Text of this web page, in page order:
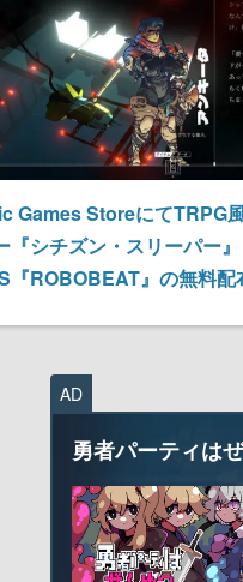
Games StoreにてTRPG
『シチズン・スリーパー
『ROBOBEAT』の無料配
AD
勇者パーティは